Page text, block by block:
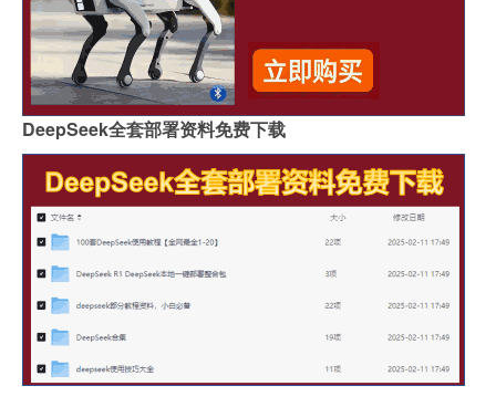
DeepSeek全套部署资料免费下载